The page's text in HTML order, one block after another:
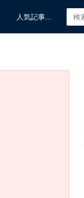
人気記事...